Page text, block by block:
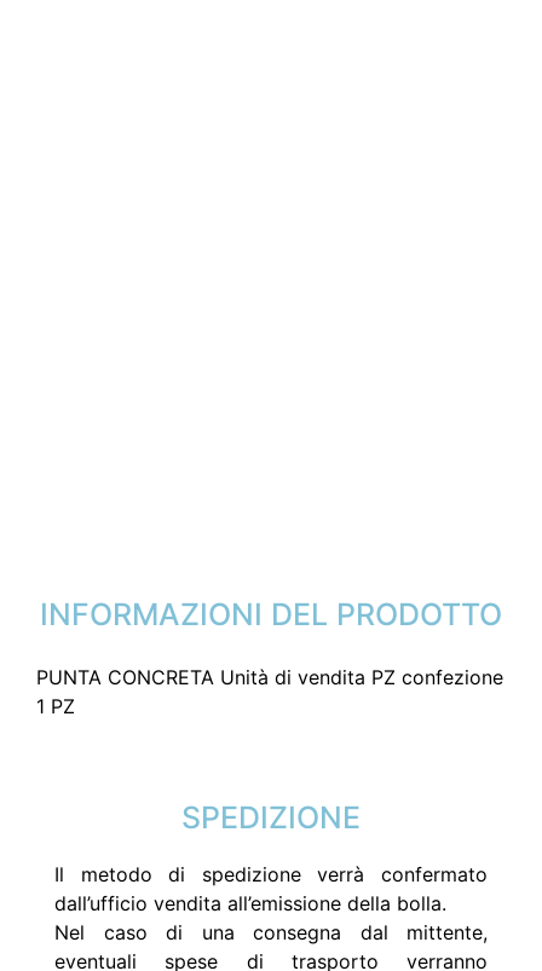
INFORMAZIONI DEL PRODOTTO
PUNTA CONCRETA Unità di vendita PZ confezione
1 PZ
SPEDIZIONE
Il metodo di spedizione verrà confermato
dall’ufficio vendita all’emissione della bolla.
Nel caso di una consegna dal mittente,
eventuali spese di trasporto verranno